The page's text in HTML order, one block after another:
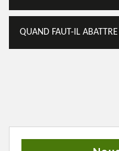
QUAND FAUT-IL